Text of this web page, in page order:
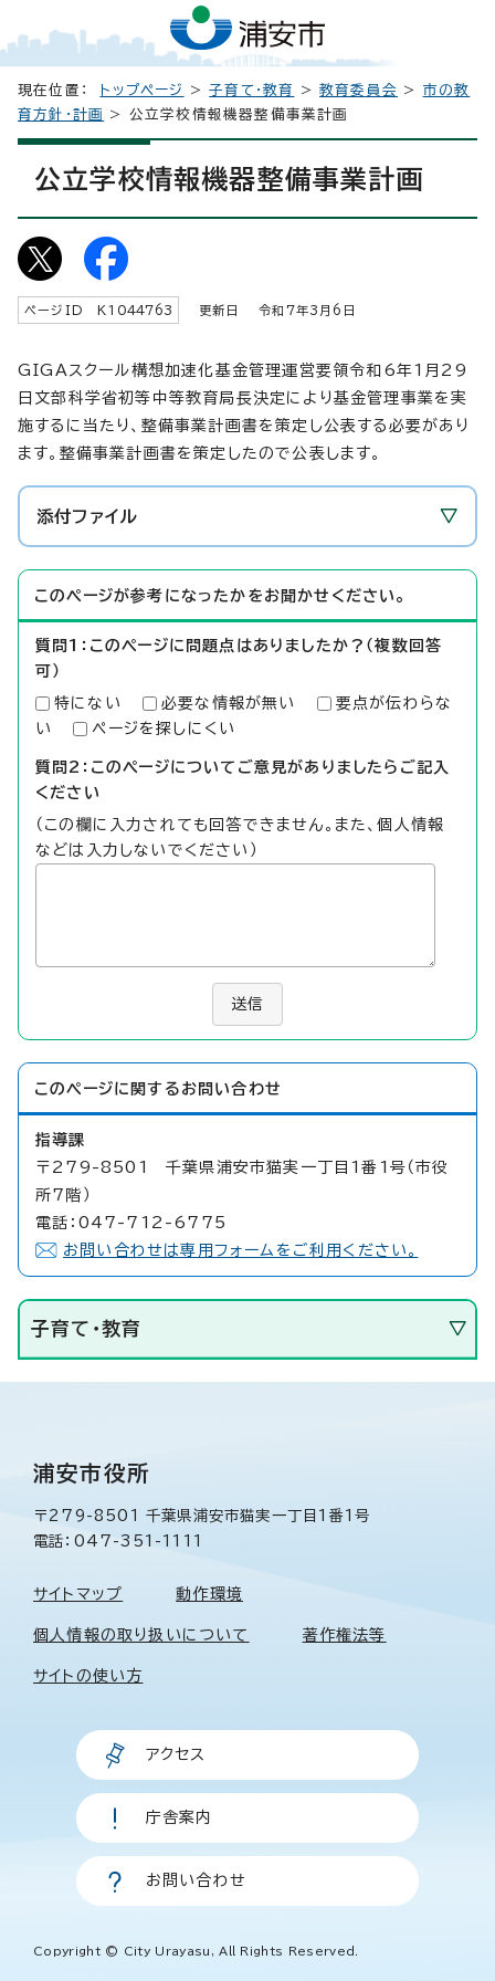
現在位置： トップページ >子育て・教育 >教育委員会 > 市の教
育方針・計画
> 公立学校情報機器整備事業計画
公立学校情報機器整備事業計画
ページID K 1044763 更新日 令和7年3月6日
GIGAスクール構想加速化基金管理運営要領令和6年1月29
日文部科学省初等中等教育局長決定により基金管理事業を実
施するに当たり、整備事業計画書を策定し公表する必要があり
ます。整備事業計画書を策定したので公表します。
添付ファイル
このページが参考になったかをお聞かせください。
質問1：このページに問題点はありましたか？（複数回答
可）
特にない 必要な情報が無い
要点が伝わらな
い
ページを探しにくい
質問2：このページについてご意見がありましたらご記入
ください
（この欄に入力されても回答できません。また、個人情報
などは入力しないでください）
送信
このページに関する お問い合わせ
指導課
〒279-8501 千葉県浦安市猫実一丁目1番1号（市役
所7階）
電話：047-712-6775
お問い合わせは専用フォームをご利用ください。
子育て・教育
浦安市役所
〒279-8501 千葉県浦安市猫実一丁目1番1号
電話：047-351-1111
サイトマップ 動作環境
個人情報の取り扱いについて 著作権法等
サイトの使い方
アクセス
庁舎案内
お問い合わせ
Copyright © City Urayasu, All Rights Reserved.